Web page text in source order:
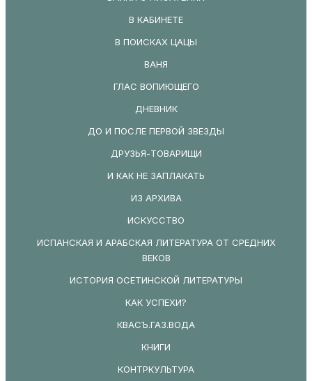
В КАБИНЕТЕ
В ПОИСКАХ ЦАЦЫ
ВАНЯ
ГЛАС ВОПИЮЩЕГО
ДНЕВНИК
ДО И ПОСЛЕ ПЕРВОЙ ЗВЕЗДЫ
ДРУЗЬЯ-ТОВАРИЩИ
И КАК НЕ ЗАПЛАКАТЬ
ИЗ АРХИВА
ИСКУССТВО
ИСПАНСКАЯ И АРАБСКАЯ ЛИТЕРАТУРА ОТ СРЕДНИХ
ВЕКОВ
ИСТОРИЯ ОСЕТИНСКОЙ ЛИТЕРАТУРЫ
КАК УСПЕХИ?
КВАСЪ.ГАЗ.ВОДА
КНИГИ
КОНТРКУЛЬТУРА